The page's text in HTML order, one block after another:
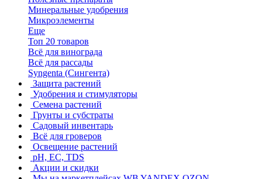
Минеральные удобрения
Микроэлементы
Еще
Топ 20 товаров
Всё для винограда
Всё для рассады
Syngenta (Сингента)
Защита растений
Удобрения и стимуляторы
Семена растений
Грунты и субстраты
Садовый инвентарь
Всё для гроверов
Освещение растений
pH, EC, TDS
Акции и скидки